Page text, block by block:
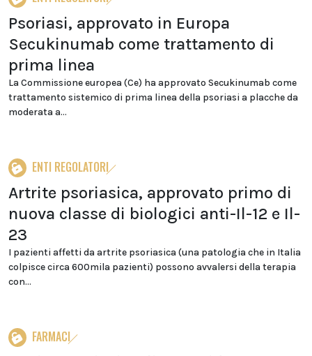
Psoriasi, approvato in Europa
Secukinumab come trattamento di
prima linea
La Commissione europea (Ce) ha approvato Secukinumab come
trattamento sistemico di prima linea della psoriasi a placche da
moderata a...
ENTI REGOLATORI
Artrite psoriasica, approvato primo di
nuova classe di biologici anti-Il-12 e Il-
23
I pazienti affetti da artrite psoriasica (una patologia che in Italia
colpisce circa 600mila pazienti) possono avvalersi della terapia
con...
FARMACI